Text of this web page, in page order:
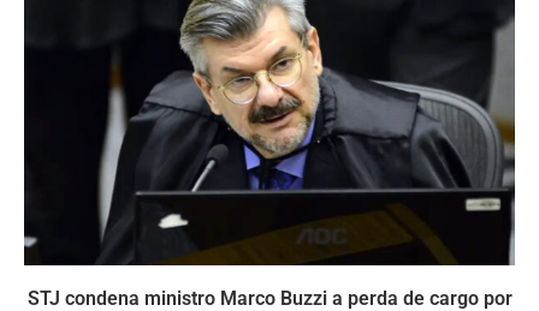
STJ condena ministro Marco Buzzi a perda de cargo por